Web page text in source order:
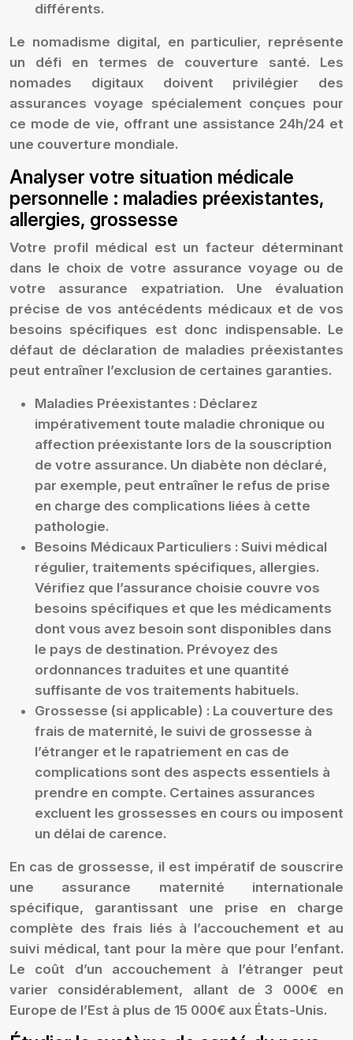
différents.
Le nomadisme digital, en particulier, représente
un défi en termes de couverture santé. Les
nomades digitaux doivent privilégier des
assurances voyage spécialement conçues pour
ce mode de vie, offrant une assistance 24h/24 et
une couverture mondiale.
Analyser votre situation médicale
personnelle : maladies préexistantes,
allergies, grossesse
Votre profil médical est un facteur déterminant
dans le choix de votre assurance voyage ou de
votre assurance expatriation. Une évaluation
précise de vos antécédents médicaux et de vos
besoins spécifiques est donc indispensable. Le
défaut de déclaration de maladies préexistantes
peut entraîner l’exclusion de certaines garanties.
Maladies Préexistantes : Déclarez
impérativement toute maladie chronique ou
affection préexistante lors de la souscription
de votre assurance. Un diabète non déclaré,
par exemple, peut entraîner le refus de prise
en charge des complications liées à cette
pathologie.
Besoins Médicaux Particuliers : Suivi médical
régulier, traitements spécifiques, allergies.
Vérifiez que l’assurance choisie couvre vos
besoins spécifiques et que les médicaments
dont vous avez besoin sont disponibles dans
le pays de destination. Prévoyez des
ordonnances traduites et une quantité
suffisante de vos traitements habituels.
Grossesse (si applicable) : La couverture des
frais de maternité, le suivi de grossesse à
l’étranger et le rapatriement en cas de
complications sont des aspects essentiels à
prendre en compte. Certaines assurances
excluent les grossesses en cours ou imposent
un délai de carence.
En cas de grossesse, il est impératif de souscrire
une assurance maternité internationale
spécifique, garantissant une prise en charge
complète des frais liés à l’accouchement et au
suivi médical, tant pour la mère que pour l’enfant.
Le coût d’un accouchement à l’étranger peut
varier considérablement, allant de 3 000€ en
Europe de l’Est à plus de 15 000€ aux États-Unis.